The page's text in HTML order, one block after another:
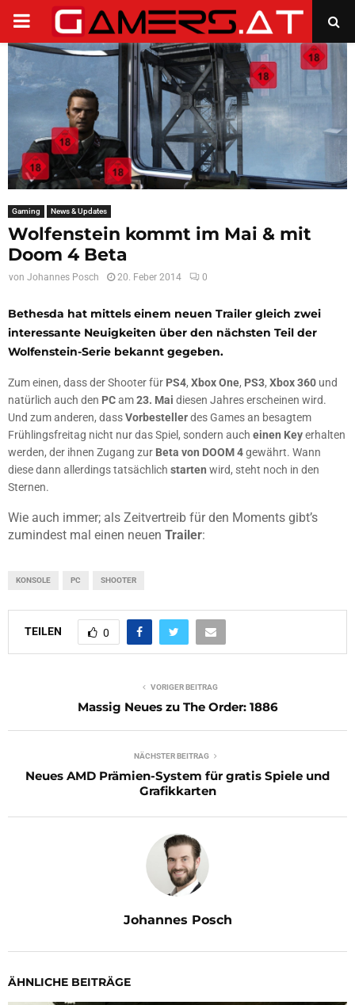
PRIMARY
MENU
Gaming News & Updates
Wolfenstein kommt im Mai & mit
Doom 4 Beta
von Johannes Posch 20. Feber 2014 0
Bethesda hat mittels einem neuen Trailer gleich zwei
interessante Neuigkeiten über den nächsten Teil der
Wolfenstein-Serie bekannt gegeben.
Zum einen, dass der Shooter für PS4, Xbox One, PS3, Xbox 360 und
natürlich auch den PCam23. Mai diesen Jahres erscheinen wird.
Und zum anderen, dassVorbestellerdes Games an besagtem
Frühlingsfreitag nicht nur das Spiel, sondern auch einen Keyerhalten
werden, der ihnen Zugang zur Beta von DOOM 4gewährt. Wann
diese dann allerdings tatsächlich starten wird, steht noch in den
Sternen.
Wie auch immer; als Zeitvertreib für den Moments gibt’s
zumindest mal einen neuen Trailer:
KONSOLE PC SHOOTER
TEILEN 0
VORIGER BEITRAG
Massig Neues zu The Order: 1886
NÄCHSTER BEITRAG
Neues AMD Prämien-System für gratis Spiele und
Grafikkarten
Johannes Posch
ÄHNLICHE BEITRÄGE